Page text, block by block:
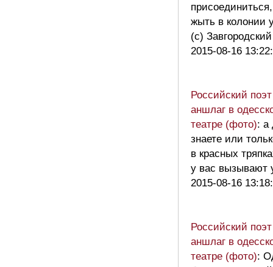
жыть в колонии
(с)
2015-08-16
Российский
аншлаг в
театре (фото): а
знаете или
в красных
у вас
2015-08-16
Российский
аншлаг в
театре (фото):